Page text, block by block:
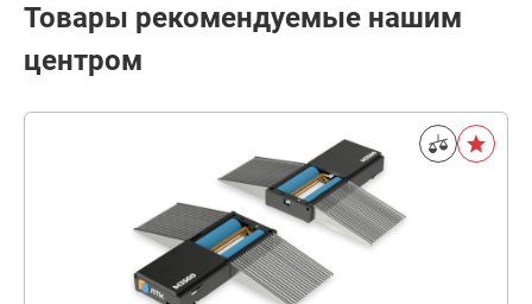
Товары рекомендуемые нашим
центром